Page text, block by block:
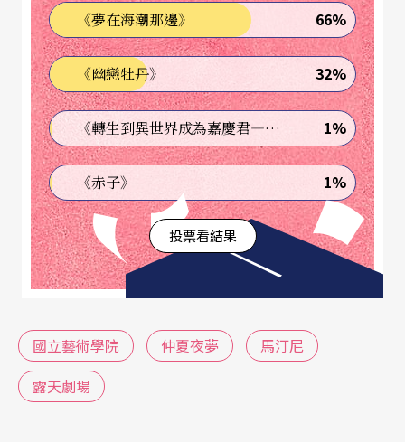
一場《仲夏夜夢》的狂歡縱慾，把人性底層的另一
面翻騰起來。
相對於劇中拘謹圓滑的宮廷貴族的角色，就是在仲
夏夜夢裡「興風作浪」的森林仙人；演過了《Wido
w98浮城奇書》之後，黃士偉回到校園，再次和徐
堰鈴合作，以相當密切的合作默契，詮釋劇中的
「仙王」與「帕克」。演完《KiKi漫遊世界》，即將
結束藝術學院八年生涯的徐天祥，飾演戲裡被帕克
「亂點鴛鴦譜」的兩對癡情戀人，其中之一的角
色。此外，馬汀尼特意安排一組融合台灣本土性格
的「工匠角色」，利用肢體節奏和自然喜感，在戲
中搬演一齣旣有歌仔戲特色，又有胡撇仔戲生猛的
《夢在海潮那邊》 66%
《幽戀牡丹》 32%
《轉生到異世界成為嘉慶君—發現我的祖先是詐騙集團!?》 1%
《赤子》 1%
投票看結果
國立藝術學院 仲夏夜夢
馬汀尼
露天劇場